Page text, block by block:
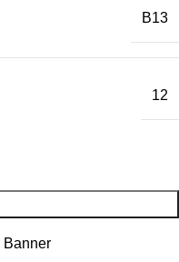
B13
12
Banner